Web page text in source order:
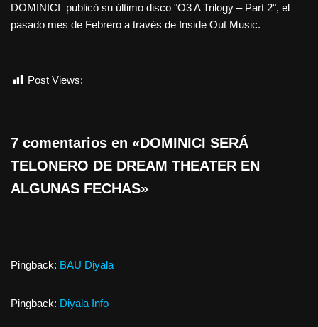
DOMINICI publicó su último disco "O3 A Trilogy – Part 2", el
pasado mes de Febrero a través de Inside Out Music.
Post Views:
7 comentarios en «DOMINICI SERÁ
TELONERO DE DREAM THEATER EN
ALGUNAS FECHAS»
Pingback: BAU Diyala
Pingback: Diyala Info